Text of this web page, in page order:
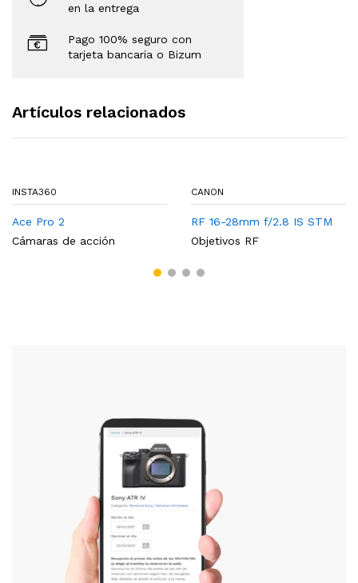
en la entrega
Pago 100% seguro con
tarjeta bancaria o Bizum
Artículos relacionados
INSTA360
Ace Pro 2
Cámaras de acción
CANON
RF 16-28mm f/2.8 IS STM
Objetivos RF